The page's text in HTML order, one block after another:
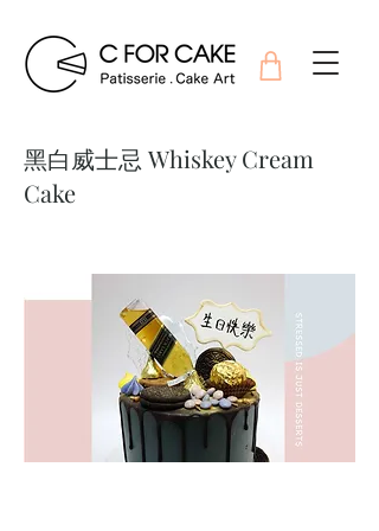
黑白威士忌 Whiskey Cream
Cake